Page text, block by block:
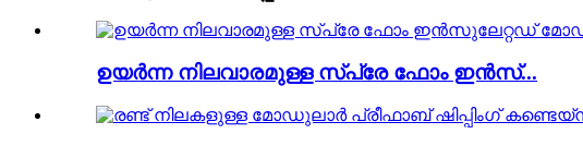
ഉയർന്ന നിലവാരമുള്ള സ്പ്രേ ഫോം ഇൻസ്...